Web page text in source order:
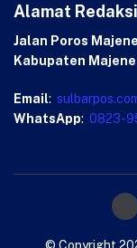
Alamat Redaksi
Jalan Poros
Kabupaten
Email:
WhatsApp: 0823-